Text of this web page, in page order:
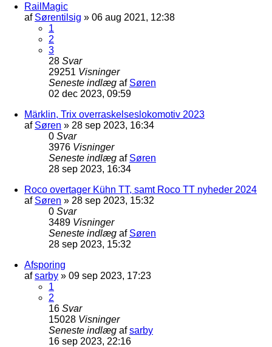
RailMagic
af Sørentilsig » 06 aug 2021, 12:38
1
2
3
28 Svar
29251 Visninger
Seneste indlæg af Søren
02 dec 2023, 09:59
Märklin, Trix overraskelseslokomotiv 2023
af Søren » 28 sep 2023, 16:34
0 Svar
3976 Visninger
Seneste indlæg af Søren
28 sep 2023, 16:34
Roco overtager Kühn TT, samt Roco TT nyheder 2024
af Søren » 28 sep 2023, 15:32
0 Svar
3489 Visninger
Seneste indlæg af Søren
28 sep 2023, 15:32
Afsporing
afsarby » 09 sep 2023, 17:23
1
2
16 Svar
15028 Visninger
Seneste indlæg afsarby
16 sep 2023, 22:16